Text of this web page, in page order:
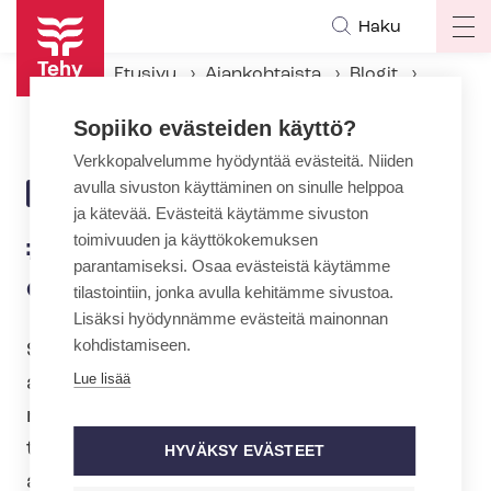
Hyppää
pääsisältöön
Haku
Etusivu Ajankohtaista
Blogit
BLOGI 24.3.2023 | 13:29
#eduskuntavaalit: Hoitotyötä
on johdettava 24/7
Sote-palvelut voidaan turvata
ainoastaan ja vain jos meillä on
riittävästi osaavia, motivoituneita ja
työssään viihtyviä sote-alan
ammattilaisia. Kevään edus­kun­ta­vaa­leis­
Sopiiko evästeiden käyttö?
Verkkopalvelumme hyödyntää evästeitä. Niiden
avulla sivuston käyttäminen on sinulle helppoa
ja kätevää. Evästeitä käytämme sivuston
toimivuuden ja käyttökokemuksen
parantamiseksi. Osaa evästeistä käytämme
tilastointiin, jonka avulla kehitämme sivustoa.
Lisäksi hyödynnämme evästeitä mainonnan
kohdistamiseen.
Lue lisää
HYVÄKSY EVÄSTEET